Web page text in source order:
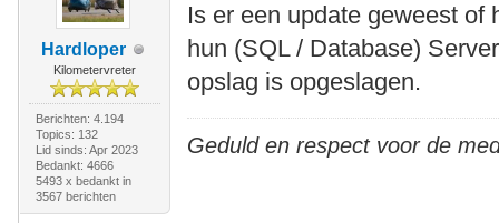
Hardloper
Kilometervreter
Berichten: 4.194
Topics: 132
Lid sinds: Apr 2023
Bedankt: 4666
5493 x bedankt in
3567 berichten
Is er een update geweest of
hun (SQL / Database)
opslag is opgeslagen.
Geduld en respect voor de